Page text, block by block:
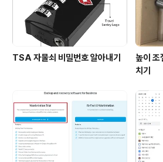
TSA 자물쇠 비밀번호 알아내기
높이 조
치기